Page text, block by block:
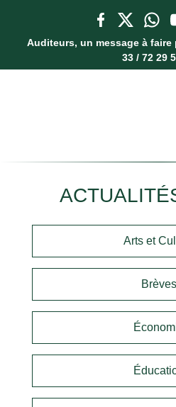
Auditeurs, un message à faire
33 / 72 29
Arts et
Brèves